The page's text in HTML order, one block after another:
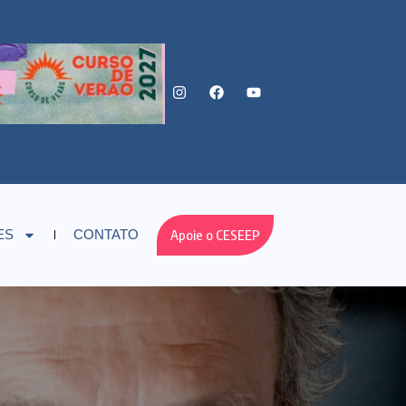
CONTATO Apoie o CESEEP